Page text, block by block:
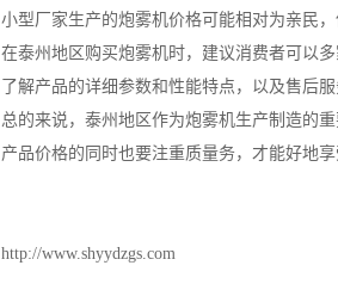
小型厂家生产的炮雾机价格可能相对为亲民
在泰州地区购买炮雾机时，建议消费者可以
了解产品的详细参数和性能特点，以及售后
总的来说，泰州地区作为炮雾机生产制造的
产品价格的同时也要注重质量务，才能好地
http://www.shyydzgs.com